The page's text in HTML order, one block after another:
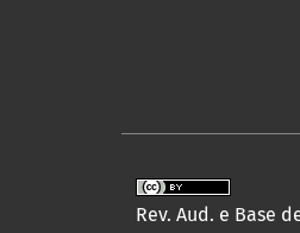
Rev. Aud. e Base